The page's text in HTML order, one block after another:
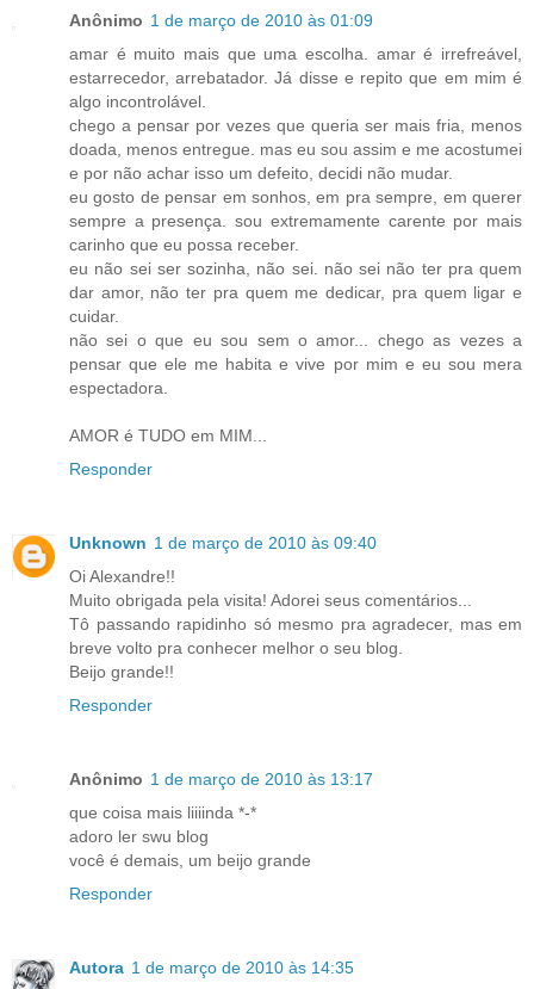
Anônimo 1 de março de 2010 às 01:09
amar é muito mais que uma escolha. amar é irrefreável,
estarrecedor, arrebatador. Já disse e repito que em mim é
algo incontrolável.
chego a pensar por vezes que queria ser mais fria, menos
doada, menos entregue. mas eu sou assim e me acostumei
e por não achar isso um defeito, decidi não mudar.
eu gosto de pensar em sonhos, em pra sempre, em querer
sempre a presença. sou extremamente carente por mais
carinho que eu possa receber.
eu não sei ser sozinha, não sei. não sei não ter pra quem
dar amor, não ter pra quem me dedicar, pra quem ligar e
cuidar.
não sei o que eu sou sem o amor... chego as vezes a
pensar que ele me habita e vive por mim e eu sou mera
espectadora.
AMOR é TUDO em MIM...
Responder
Unknown 1 de março de 2010 às 09:40
Oi Alexandre!!
Muito obrigada pela visita! Adorei seus comentários...
Tô passando rapidinho só mesmo pra agradecer, mas em
breve volto pra conhecer melhor o seu blog.
Beijo grande!!
Responder
Anônimo 1 de março de 2010 às 13:17
que coisa mais liiiinda *-*
adoro ler swu blog
você é demais, um beijo grande
Responder
Autora 1 de março de 2010 às 14:35